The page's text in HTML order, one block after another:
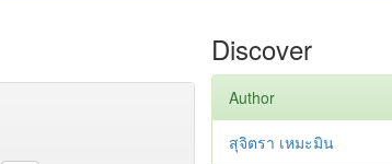
Discover
Author
สุจิตรา เหมะมิน